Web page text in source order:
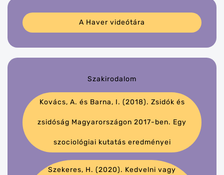
A Haver videótára
Szakirodalom
Kovács, A. és Barna, I. (2018). Zsidók és
zsidóság Magyarországon 2017-ben. Egy
szociológiai kutatás eredményei
Szekeres, H. (2020). Kedvelni vagy